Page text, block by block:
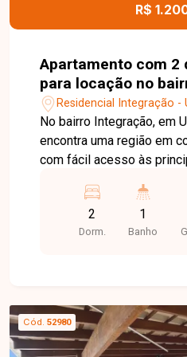
R$
Apartamento com 2
para locação no bairro Integração
Uberlândia-MG
Residencial Integração -
No bairro Integração, em
encontra uma região em
com fácil acesso às
farmácias e diversos
praticidade e qualidade de vida.
disponível para locação,
conforto e funcionalidade
condomínio oferece
horário comercial e
2
Dorm.
1
Banho
Cód. 52980